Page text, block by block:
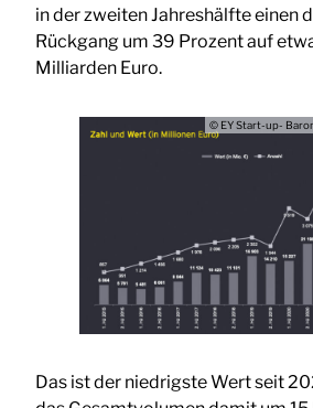
in der zweiten Jahreshälfte einen
Rückgang um 39 Prozent auf
Milliarden Euro.
© EY Start-up-
Das ist der niedrigste Wert seit